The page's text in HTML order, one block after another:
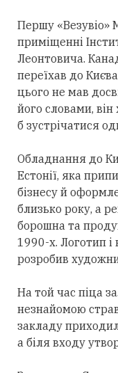
Першу «Везувіо»
приміщенні
Леонтовича.
переїхав до
цього не мав
його словами,
б зустрічатися
Обладнання до
Естонії, яка
бізнесу й
близько року, а
борошна та
1990-х. Логотип і
розробив
На той час піца
незнайомою
закладу
а біля входу